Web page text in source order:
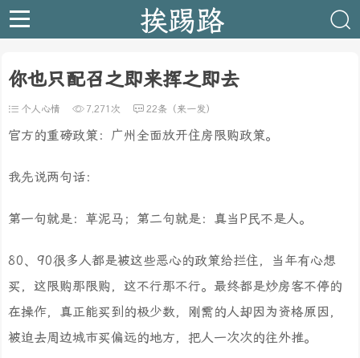
挨踢路
你也只配召之即来挥之即去
个人心情 7,271次 22条（来一发）
官方的重磅政策：广州全面放开住房限购政策。
我先说两句话：
第一句就是：草泥马；第二句就是：真当P民不是人。
80、90很多人都是被这些恶心的政策给拦住，当年有心想
买，这限购那限购，这不行那不行。最终都是炒房客不停的
在操作，真正能买到的极少数，刚需的人却因为资格原因，
被迫去周边城市买偏远的地方，把人一次次的往外推。